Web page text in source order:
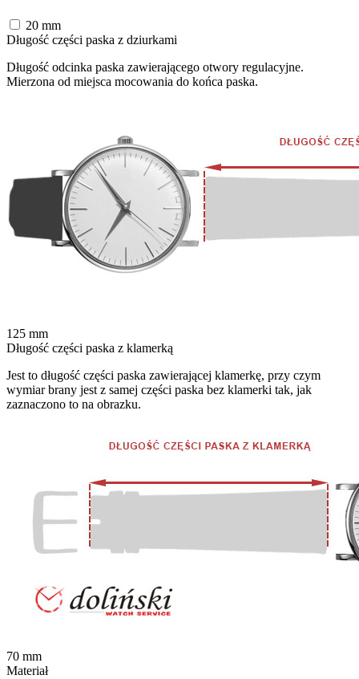
20 mm
Długość części paska z dziurkami
Długość odcinka paska zawierającego otwory regulacyjne.
Mierzona od miejsca mocowania do końca paska.
125 mm
Długość części paska z klamerką
Jest to długość części paska zawierającej klamerkę, przy czym
wymiar brany jest z samej części paska bez klamerki tak, jak
zaznaczono to na obrazku.
70 mm
Materiał